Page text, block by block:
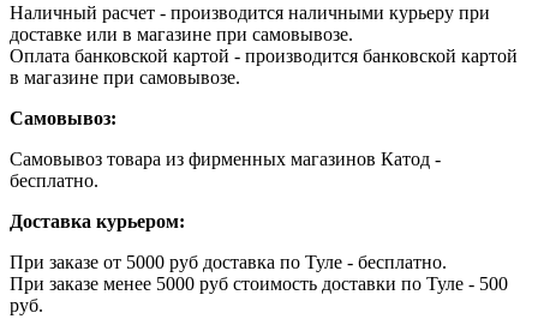
Наличный расчет - производится наличными курьеру при
доставке или в магазине при самовывозе.
Оплата банковской картой - производится банковской картой
в магазине при самовывозе.
Самовывоз:
Самовывоз товара из фирменных магазинов Катод -
бесплатно.
Доставка курьером:
При заказе от 5000 руб доставка по Туле - бесплатно.
При заказе менее 5000 руб стоимость доставки по Туле - 500
руб.